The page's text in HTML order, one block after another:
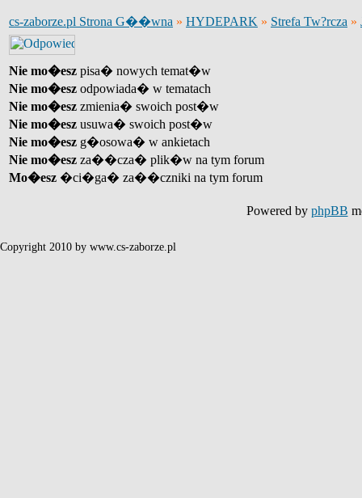
cs-zaborze.pl Strona G��wna » HYDEPARK » Strefa Tw?rcza »
Nie mo�esz pisa� nowych temat�w
Nie mo�esz odpowiada� w tematach
Nie mo�esz zmienia� swoich post�w
Nie mo�esz usuwa� swoich post�w
Nie mo�esz g�osowa� w ankietach
Nie mo�esz za��cza� plik�w na tym forum
Mo�esz �ci�ga� za��czniki na tym forum
Powered by phpBB
Copyright 2010 by www.cs-zaborze.pl